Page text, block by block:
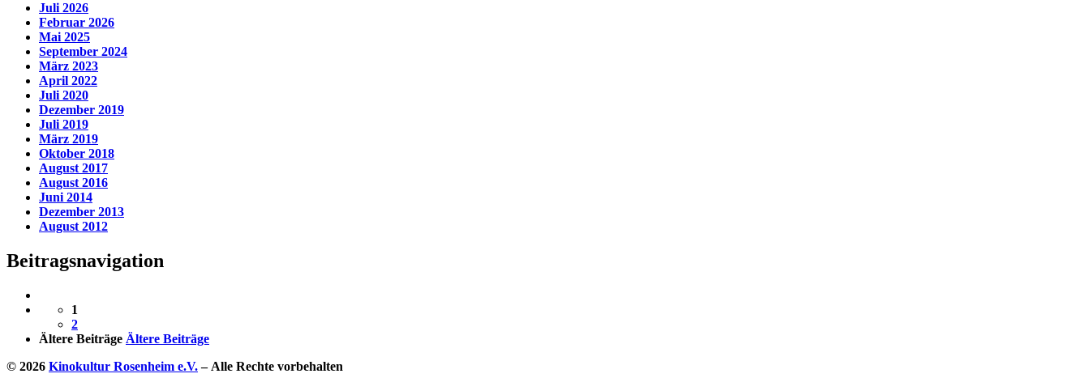
Juli 2026
Februar 2026
Mai 2025
September 2024
März 2023
April 2022
Juli 2020
Dezember 2019
Juli 2019
März 2019
Oktober 2018
August 2017
August 2016
Juni 2014
Dezember 2013
August 2012
Beitragsnavigation
1
2
Ältere Beiträge Ältere Beiträge
© 2026 Kinokultur Rosenheim e.V.– Alle Rechte vorbehalten